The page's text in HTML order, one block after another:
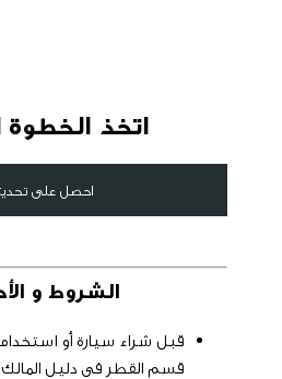
اتخذ الخطوة
احصل على
الشروط و
قبل شراء سيارة أو
قسم القطر في دليل المالك.